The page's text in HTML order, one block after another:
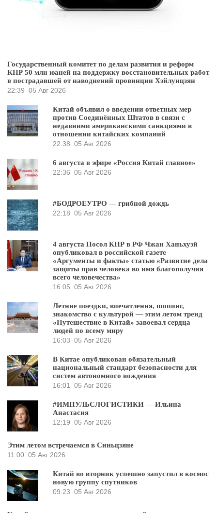
Государственный комитет по делам развития и реформ
КНР 50 млн юаней на поддержку восстановительных работ
в пострадавшей от наводнений провинции Хэйлунцзян
22:39 05 Авг 2026
Китай объявил о введении ответных мер
против Соединённых Штатов в связи с
недавними американскими санкциями в
отношении китайских компаний
22:38 05 Авг 2026
6 августа в эфире «Россия Китай главное»
22:36 05 Авг 2026
#БОДРОЕУТРО — грибной дождь
22:18 05 Авг 2026
4 августа Посол КНР в РФ Чжан Ханьхуэй
опубликовал в российской газете
«Аргументы и факты» статью «Развитие дела
защиты прав человека во имя благополучия
всего человечества»
16:05 05 Авг 2026
Летние поездки, впечатления, шопинг,
знакомство с культурой — этим летом тренд
«Путешествие в Китай» завоевал сердца
людей по всему миру
16:03 05 Авг 2026
В Китае опубликован обязательный
национальный стандарт безопасности для
систем автономного вождения
16:01 05 Авг 2026
#ИМПУЛЬСЛОГИСТИКИ — Ильина
Анастасия
12:19 05 Авг 2026
Этим летом встречаемся в Синьцзяне
11:00 05 Авг 2026
Китай во вторник успешно запустил в космос
новую группу спутников
09:23 05 Авг 2026